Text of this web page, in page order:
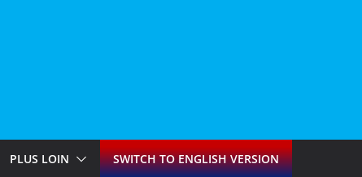
PLUS LOIN SWITCH TO ENGLISH VERSION